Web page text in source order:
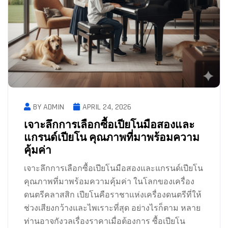
BY ADMIN APRIL 24, 2026
เจาะลึกการเลือกซื้อเปียโนมือสองและ
แกรนด์เปียโน คุณภาพที่มาพร้อมความ
คุ้มค่า
เจาะลึกการเลือกซื้อเปียโนมือสองและแกรนด์เปียโน
คุณภาพที่มาพร้อมความคุ้มค่า ในโลกของเครื่อง
ดนตรีคลาสสิก เปียโนคือราชาแห่งเครื่องดนตรีที่ให้
ช่วงเสียงกว้างและไพเราะที่สุด อย่างไรก็ตาม หลาย
ท่านอาจกังวลเรื่องราคาเมื่อต้องการ ซื้อเปียโน